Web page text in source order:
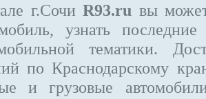
г.СочиR93.ru вы
узнать
тематики.
по Краснодарскому
и грузовые